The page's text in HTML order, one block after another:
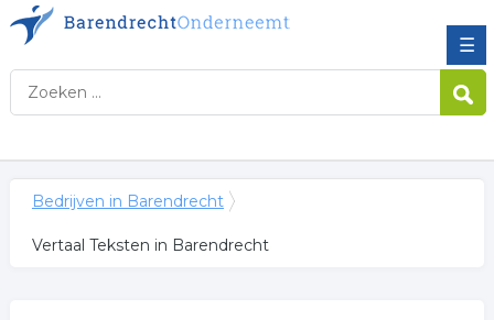
☰
Bedrijven in Barendrecht
Vertaal Teksten in Barendrecht